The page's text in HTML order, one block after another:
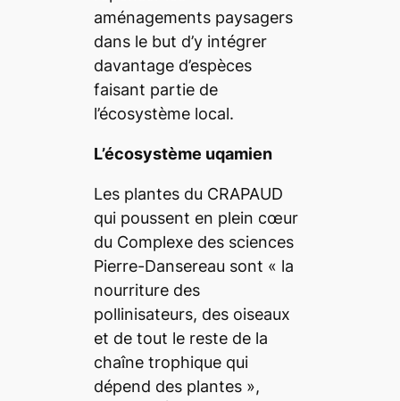
aménagements paysagers
dans le but d’y intégrer
davantage d’espèces
faisant partie de
l’écosystème local.
L’écosystème uqamien
Les plantes du CRAPAUD
qui poussent en plein cœur
du Complexe des sciences
Pierre-Dansereau sont « la
nourriture des
pollinisateurs, des oiseaux
et de tout le reste de la
chaîne trophique qui
dépend des plantes »,